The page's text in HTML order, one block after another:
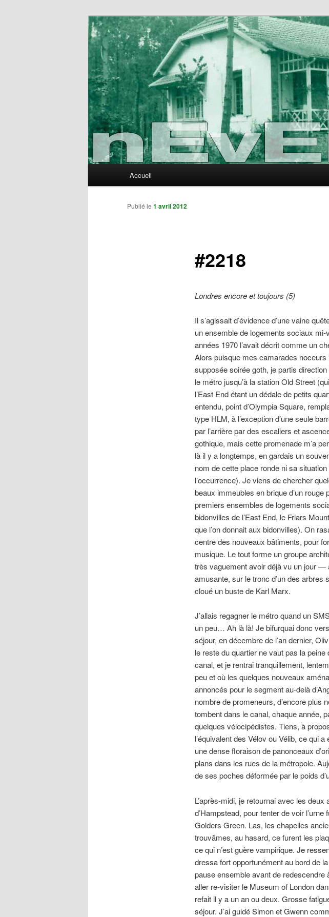
nEvErLaNd
Accueil
#2218
Publié le 1 avril 2012
Londres encore et toujours (5)
Il s’agissait d’évidence d’une vaine
un ensemble de logements sociaux
années 1970 l’avait décrit comme un
Alors puisque mes camarades noceurs
supposée soirée goth, je partis
le métro jusqu’à la station Old Street
l’East End étant un dédale de petits
entendu, point d’Olympia Square,
type HLM, à l’exception d’une seule
par l’arrière par des escaliers et
gothique, mais cette promenade m’a
là il y a longtemps, en gardais un
nom de cette place ronde ni sa
l’occurrence). Je viens de chercher
beaux immeubles en brique d’un rouge
premiers ensembles de logements
bidonvilles de l’East End, le Friars
que l’on donnait aux bidonvilles). On
centre des nouveaux bâtiments, pour
musique. Le tout forme un groupe
très vaguement avoir déjà vu un jour —
amusante, sur le tronc d’un des arbres
cloué un buste de Karl Marx.
J’allais regagner le métro quand un
un peu… Ah là là! Je bifurquai donc
séjour, en décembre de l’an dernier,
le reste du quartier ne vaut pas la
canal, et je rentrai tranquillement,
peu et où les quelques nouveaux
annoncés pour le segment au-delà
nombre de promeneurs, d’encore plus
tombent dans le canal, chaque année,
quelques vélocipédistes. Tiens, à
l’équivalent des Vélov ou Vélib, ce qui
une dense floraison de panonceaux
plans dans les rues de la métropole.
de ses poches déformée par le poids
L’après-midi, je retournai avec les
d’Hampstead, pour tenter de voir
Golders Green. Las, les chapelles
trouvâmes, au hasard, ce furent les
ce qui n’est guère vampirique. Je
dressa fort opportunément au bord de
pause ensemble avant de
aller re-visiter le Museum of London
refait il y a un an ou deux. Grosse
séjour. J’ai guidé Simon et Gwenn